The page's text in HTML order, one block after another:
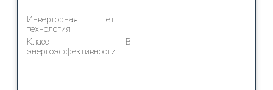
Инверторная
технология
Нет
Класс
энергоэффективности
B